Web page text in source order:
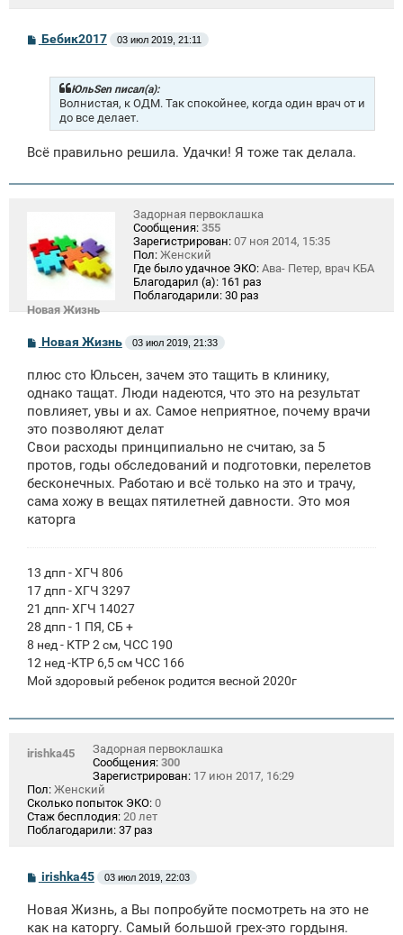
С
о
Бебик2017 03 июл 2019, 21:11
ЮльSen писал(а):
Волнистая, к ОДМ. Так спокойнее, когда один врач от и
до все делает.
Всё правильно решила. Удачки! Я тоже так делала.
Новая Жизнь
Задорная первоклашка
Сообщения: 355
Зарегистрирован: 07 ноя 2014, 15:35
Пол: Женский
Где было удачное ЭКО: Ава- Петер, врач КБА
Благодарил (а): 161 раз
Поблагодарили: 30 раз
С
б
щ
е
н
и
Новая Жизнь 03 июл 2019, 21:33
плюс сто Юльсен, зачем это тащить в клинику,
однако тащат. Люди надеются, что это на результат
повлияет, увы и ах. Самое неприятное, почему врачи
это позволяют делат
Свои расходы принципиально не считаю, за 5
протов, годы обследований и подготовки, перелетов
бесконечных. Работаю и всё только на это и трачу,
сама хожу в вещах пятилетней давности. Это моя
каторга
13 дпп - ХГЧ 806
17 дпп - ХГЧ 3297
21 дпп- ХГЧ 14027
28 дпп - 1 ПЯ, СБ +
8 нед - КТР 2 см, ЧСС 190
12 нед -КТР 6,5 см ЧСС 166
Мой здоровый ребенок родится весной 2020г
irishka45
Задорная первоклашка
Сообщения: 300
Зарегистрирован: 17 июн 2017, 16:29
Пол: Женский
Сколько попыток ЭКО: 0
Стаж бесплодия: 20 лет
Поблагодарили: 37 раз
С
б
щ
irishka45 03 июл 2019, 22:03
Новая Жизнь, а Вы попробуйте посмотреть на это не
как на каторгу. Самый большой грех-это гордыня.